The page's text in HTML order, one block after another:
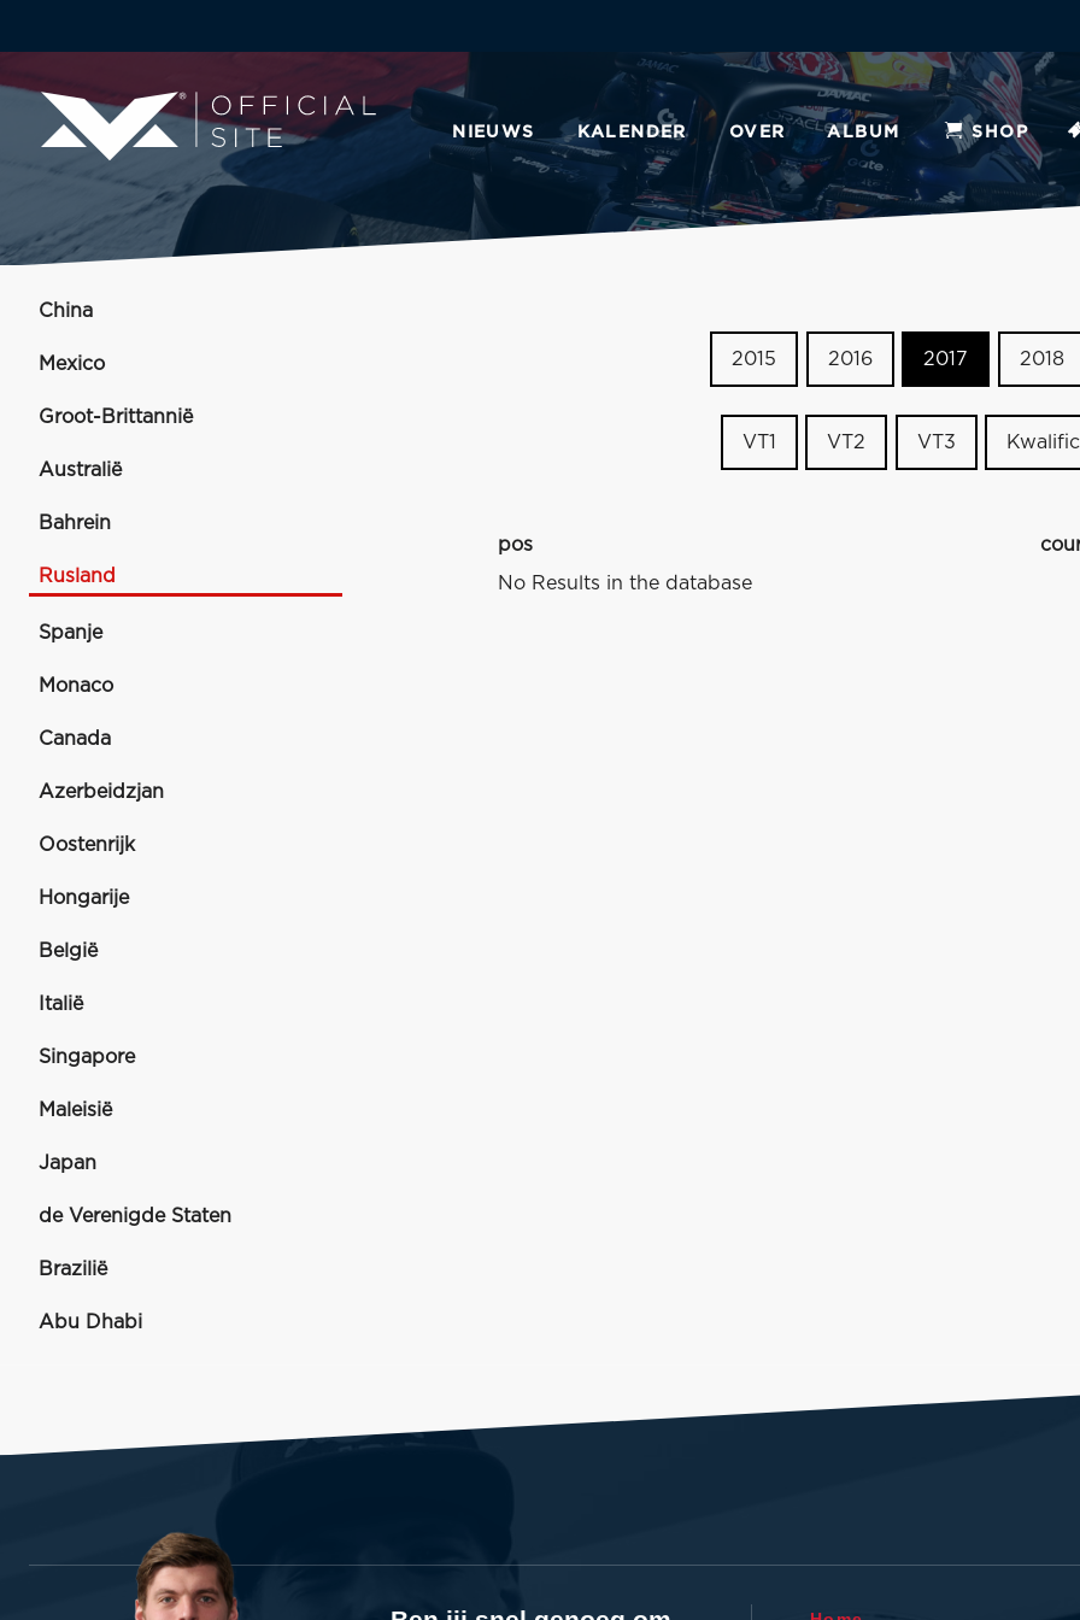
NIEUWS KALENDER OVER ALBUM SHOP
China
Mexico
Groot-Brittannië
Australië
Bahrein
Rusland
Spanje
Monaco
Canada
Azerbeidzjan
Oostenrijk
Hongarije
België
Italië
Singapore
Maleisië
Japan
de Verenigde Staten
Brazilië
Abu Dhabi
2015 2016 2017 2018
VT1 VT2 VT3
pos
No Results in the database